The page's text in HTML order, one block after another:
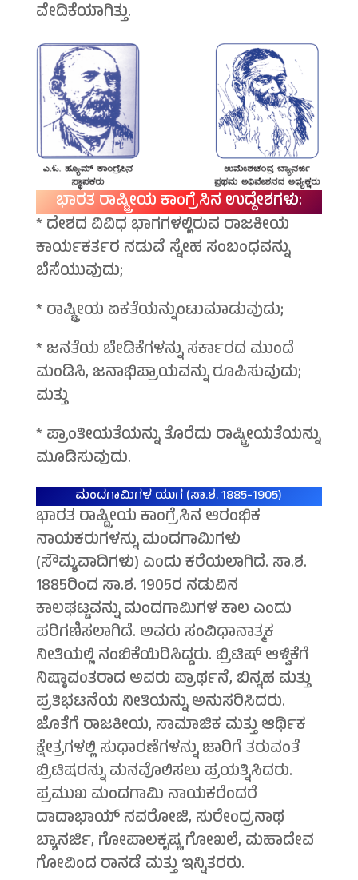
ವೇದಿಕೆಯಾಗಿತ್ತು.
ಭಾರತ ರಾಷ್ಟ್ರೀಯ ಕಾಂಗ್ರೆಸಿನ ಉದ್ದೇಶಗಳು:
* ದೇಶದ ವಿವಿಧ ಭಾಗಗಳಲ್ಲಿರುವ ರಾಜಕೀಯ
ಕಾರ್ಯಕರ್ತರ ನಡುವೆ ಸ್ನೇಹ ಸಂಬಂಧವನ್ನು
ಬೆಸೆಯುವುದು;
* ರಾಷ್ಟ್ರೀಯ ಏಕತೆಯನ್ನುಂಟುಮಾಡುವುದು;
* ಜನತೆಯ ಬೇಡಿಕೆಗಳನ್ನು ಸರ್ಕಾರದ ಮುಂದೆ
ಮಂಡಿಸಿ, ಜನಾಭಿಪ್ರಾಯವನ್ನು ರೂಪಿಸುವುದು;
ಮತ್ತು
* ಪ್ರಾಂತೀಯತೆಯನ್ನು ತೊರೆದು ರಾಷ್ಟ್ರೀಯತೆಯನ್ನು
ಮೂಡಿಸುವುದು.
ಮಂದಗಾಮಿಗಳ ಯುಗ (ಸಾ.ಶ. 1885-1905)
ಭಾರತ ರಾಷ್ಟ್ರೀಯ ಕಾಂಗ್ರೆಸಿನ ಆರಂಭಿಕ
ನಾಯಕರುಗಳನ್ನು ಮಂದಗಾಮಿಗಳು
(ಸೌಮ್ಯವಾದಿಗಳು) ಎಂದು ಕರೆಯಲಾಗಿದೆ. ಸಾ.ಶ.
1885ರಿಂದ ಸಾ.ಶ. 1905ರ ನಡುವಿನ
ಕಾಲಘಟ್ಟವನ್ನು ಮಂದಗಾಮಿಗಳ ಕಾಲ ಎಂದು
ಪರಿಗಣಿಸಲಾಗಿದೆ. ಅವರು ಸಂವಿಧಾನಾತ್ಮಕ
ನೀತಿಯಲ್ಲಿ ನಂಬಿಕೆಯಿರಿಸಿದ್ದರು. ಬ್ರಿಟಿಷ್ ಆಳ್ವಿಕೆಗೆ
ನಿಷ್ಠಾವಂತರಾದ ಅವರು ಪ್ರಾರ್ಥನೆ, ಬಿನ್ನಹ ಮತ್ತು
ಪ್ರತಿಭಟನೆಯ ನೀತಿಯನ್ನು ಅನುಸರಿಸಿದರು.
ಜೊತೆಗೆ ರಾಜಕೀಯ, ಸಾಮಾಜಿಕ ಮತ್ತು ಆರ್ಥಿಕ
ಕ್ಷೇತ್ರಗಳಲ್ಲಿ ಸುಧಾರಣೆಗಳನ್ನು ಜಾರಿಗೆ ತರುವಂತೆ
ಬ್ರಿಟಿಷರನ್ನು ಮನವೊಲಿಸಲು ಪ್ರಯತ್ನಿಸಿದರು.
ಪ್ರಮುಖ ಮಂದಗಾಮಿ ನಾಯಕರೆಂದರೆ
ದಾದಾಭಾಯ್ ನವರೋಜಿ, ಸುರೇಂದ್ರನಾಥ
ಬ್ಯಾನರ್ಜಿ, ಗೋಪಾಲಕೃಷ್ಣ ಗೋಖಲೆ, ಮಹಾದೇವ
ಗೋವಿಂದ ರಾನಡೆ ಮತ್ತು ಇನ್ನಿತರರು.